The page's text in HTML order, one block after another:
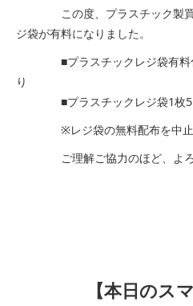
この度、プラスチック製買
ジ袋が有料になりました。
■プラスチックレジ袋有料化
り
■プラスチックレジ袋1枚5円
※レジ袋の無料配布を中止
ご理解ご協力のほど、よろし
【本日のスマー